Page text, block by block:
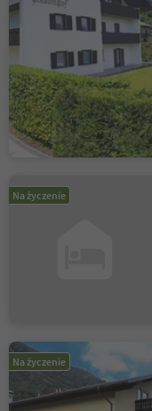
Na życzenie
Na życzenie